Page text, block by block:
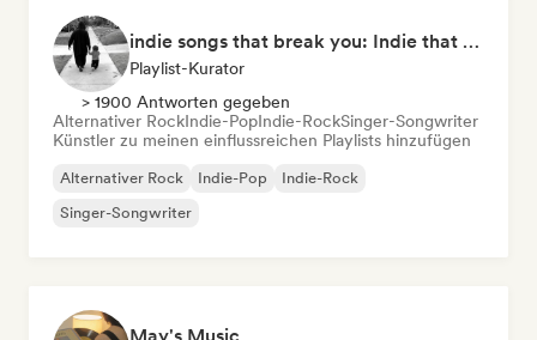
indie songs that break you: Indie that hits deep
Playlist-Kurator
> 1900 Antworten gegeben
Alternativer RockIndie-PopIndie-RockSinger-Songwriter
Künstler zu meinen einflussreichen Playlists hinzufügen
Alternativer Rock Indie-Pop
Indie-Rock
Singer-Songwriter